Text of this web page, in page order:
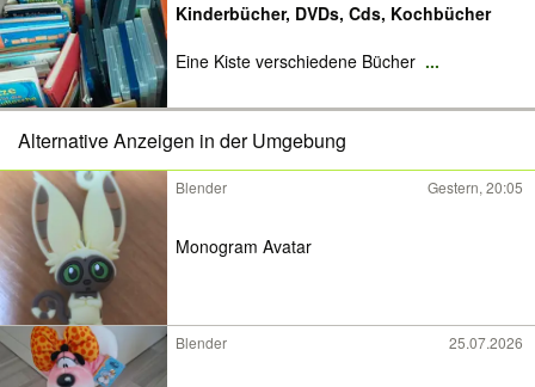
Kinderbücher, DVDs, Cds, Kochbücher
Eine Kiste verschiedene Bücher ...
Alternative Anzeigen in der Umgebung
Blender Gestern, 20:05
Monogram Avatar
Blender 25.07.2026